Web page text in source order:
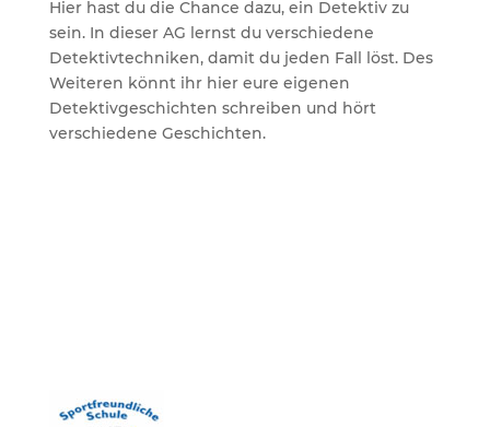
Hier hast du die Chance dazu, ein Detektiv zu
sein. In dieser AG lernst du verschiedene
Detektivtechniken, damit du jeden Fall löst. Des
Weiteren könnt ihr hier eure eigenen
Detektivgeschichten schreiben und hört
verschiedene Geschichten.